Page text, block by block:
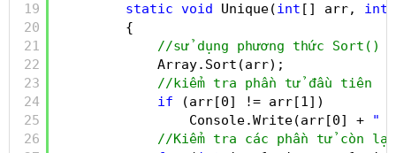
19
20
21
22
23
24
25
26
static void Unique(int [] arr, int
{
//sử dụng phương thức Sort()
Array.Sort(arr);
//kiểm tra phần tử đầu tiên
if
(arr[0] != arr[1])
Console.Write(arr[0] +
" "
//Kiểm tra các phần tử còn lại